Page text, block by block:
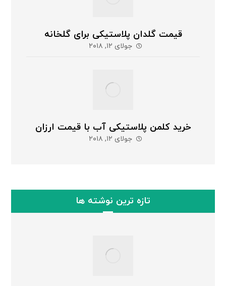
قیمت گلدان پلاستیکی برای گلخانه
جولای ۱۲, ۲۰۱۸
خرید کلمن پلاستیکی آب با قیمت ارزان
جولای ۱۲, ۲۰۱۸
تازه ترین نوشته ها